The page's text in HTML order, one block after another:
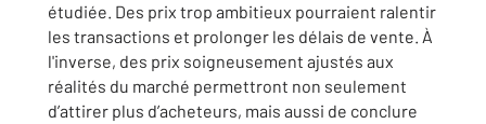
étudiée. Des prix trop ambitieux pourraient ralentir
les transactions et prolonger les délais de vente. À
l'inverse, des prix soigneusement ajustés aux
réalités du marché permettront non seulement
d’attirer plus d’acheteurs, mais aussi de conclure